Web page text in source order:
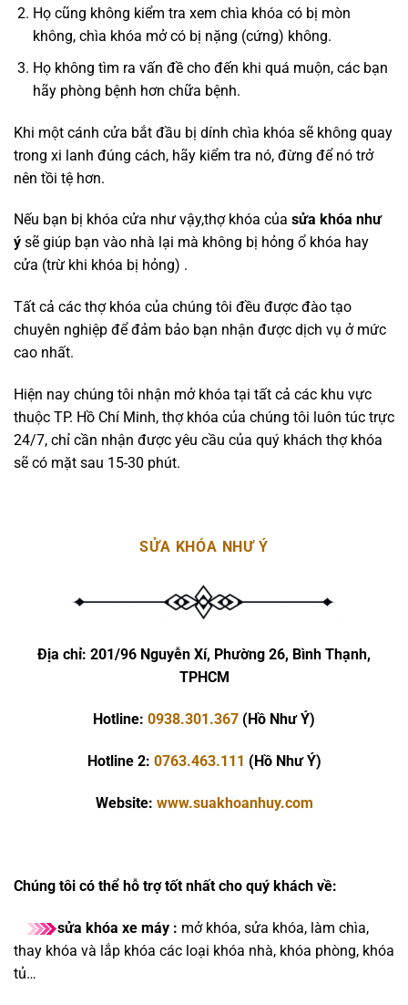
Họ cũng không kiểm tra xem chìa khóa có bị mòn
không, chìa khóa mở có bị nặng (cứng) không.
Họ không tìm ra vấn đề cho đến khi quá muộn, các bạn
hãy phòng bệnh hơn chữa bệnh.
Khi một cánh cửa bắt đầu bị dính chìa khóa sẽ không quay
trong xi lanh đúng cách, hãy kiểm tra nó, đừng để nó trở
nên tồi tệ hơn.
Nếu bạn bị khóa cửa như vậy,thợ khóa của sửa khóa như
ý sẽ giúp bạn vào nhà lại mà không bị hỏng ổ khóa hay
cửa (trừ khi khóa bị hỏng) .
Tất cả các thợ khóa của chúng tôi đều được đào tạo
chuyên nghiệp để đảm bảo bạn nhận được dịch vụ ở mức
cao nhất.
Hiện nay chúng tôi nhận mở khóa tại tất cả các khu vực
thuộc TP. Hồ Chí Minh, thợ khóa của chúng tôi luôn túc trực
24/7, chỉ cần nhận được yêu cầu của quý khách thợ khóa
sẽ có mặt sau 15-30 phút.
SỬA KHÓA NHƯ Ý
Địa chỉ: 201/96 Nguyễn Xí, Phường 26, Bình Thạnh,
TPHCM
Hotline: 0938.301.367 (Hồ Như Ý)
Hotline 2: 0763.463.111 (Hồ Như Ý)
Website: www.suakhoanhuy.com
Chúng tôi có thể hỗ trợ tốt nhất cho quý khách về:
sửa khóa xe máy : mở khóa, sửa khóa, làm chìa,
thay khóa và lắp khóa các loại khóa nhà, khóa phòng, khóa
tủ…